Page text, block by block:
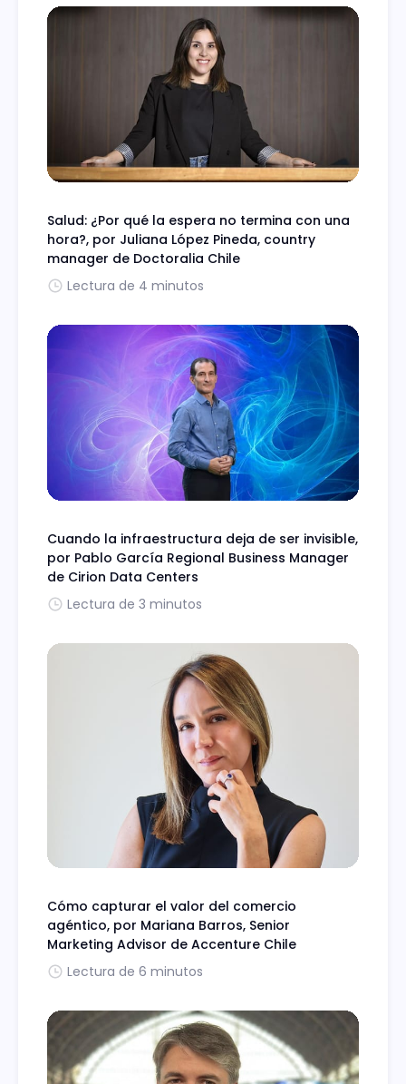
Salud: ¿Por qué la espera no termina con una
hora?, por Juliana López Pineda, country
manager de Doctoralia Chile
Lectura de 4 minutos
Cuando la infraestructura deja de ser invisible,
por Pablo García Regional Business Manager
de Cirion Data Centers
Lectura de 3 minutos
Cómo capturar el valor del comercio
agéntico, por Mariana Barros, Senior
Marketing Advisor de Accenture Chile
Lectura de 6 minutos